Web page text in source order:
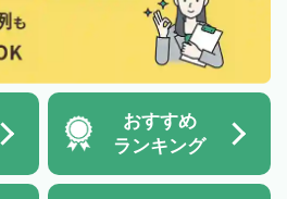
おすすめ
ランキング